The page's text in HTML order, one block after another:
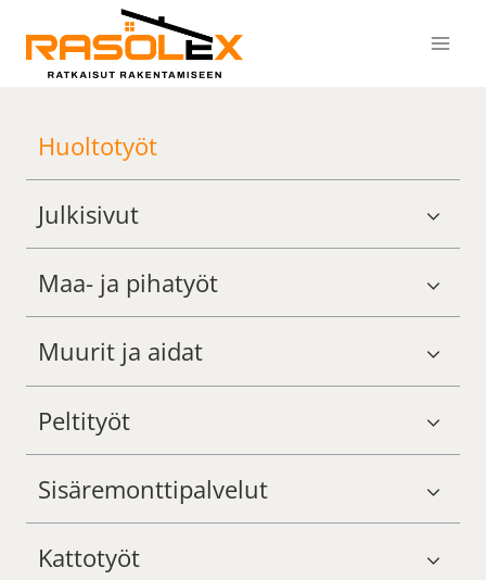
sisältöön
Huoltotyöt
Julkisivut
Maa- ja pihatyöt
Muurit ja aidat
Peltityöt
Sisäremonttipalvelut
Kattotyöt